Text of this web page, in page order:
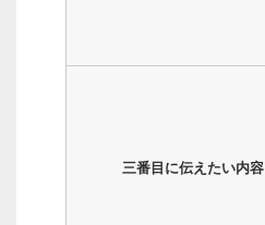
三番目に伝えたい内容